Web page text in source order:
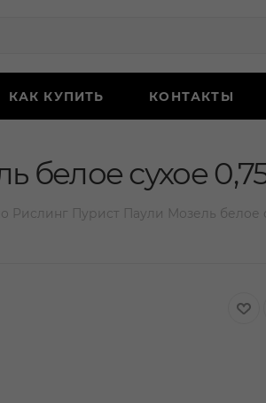
КАК КУПИТЬ КОНТАКТЫ
белое сухое
Рислинг Пурист Паули Мозель белое